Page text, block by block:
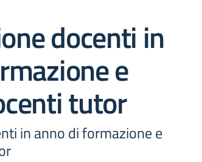
docenti in
e
tutor
in anno di formazione e